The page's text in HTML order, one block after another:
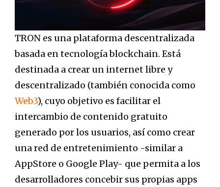
TRON es una plataforma descentralizada
basada en tecnología blockchain. Está
destinada a crear un internet libre y
descentralizado (también conocida como
Web3), cuyo objetivo es facilitar el
intercambio de contenido gratuito
generado por los usuarios, así como crear
una red de entretenimiento -similar a
AppStore o Google Play- que permita a los
desarrolladores concebir sus propias apps